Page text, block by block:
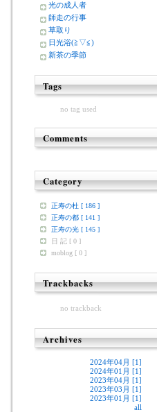
光の成人者
師走の行事
草取り
日光浴(≧▽≦)
新茶の季節
Tags
no tag used
Comments
Category
正寿の杜 [ 186 ]
正寿の都 [ 141 ]
正寿の光 [ 145 ]
日 記 [ 0 ]
moblog [ 0 ]
Trackbacks
no trackback
Archives
2024年04月 [1]
2024年01月 [1]
2023年04月 [1]
2023年03月 [1]
2023年01月 [1]
all